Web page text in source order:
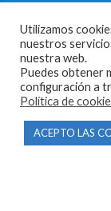
CONTACTO
Utilizamos
nuestros
nuestra web.
Puedes obtener
configuración a
Política de
ACEPTO LAS